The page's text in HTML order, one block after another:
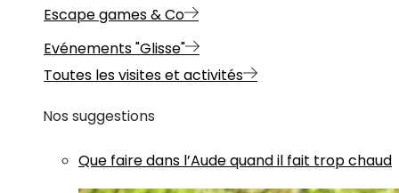
Escape games & Co
Evénements "Glisse"
Toutes les visites et activités
Nos suggestions
Que faire dans l’Aude quand il fait trop chaud